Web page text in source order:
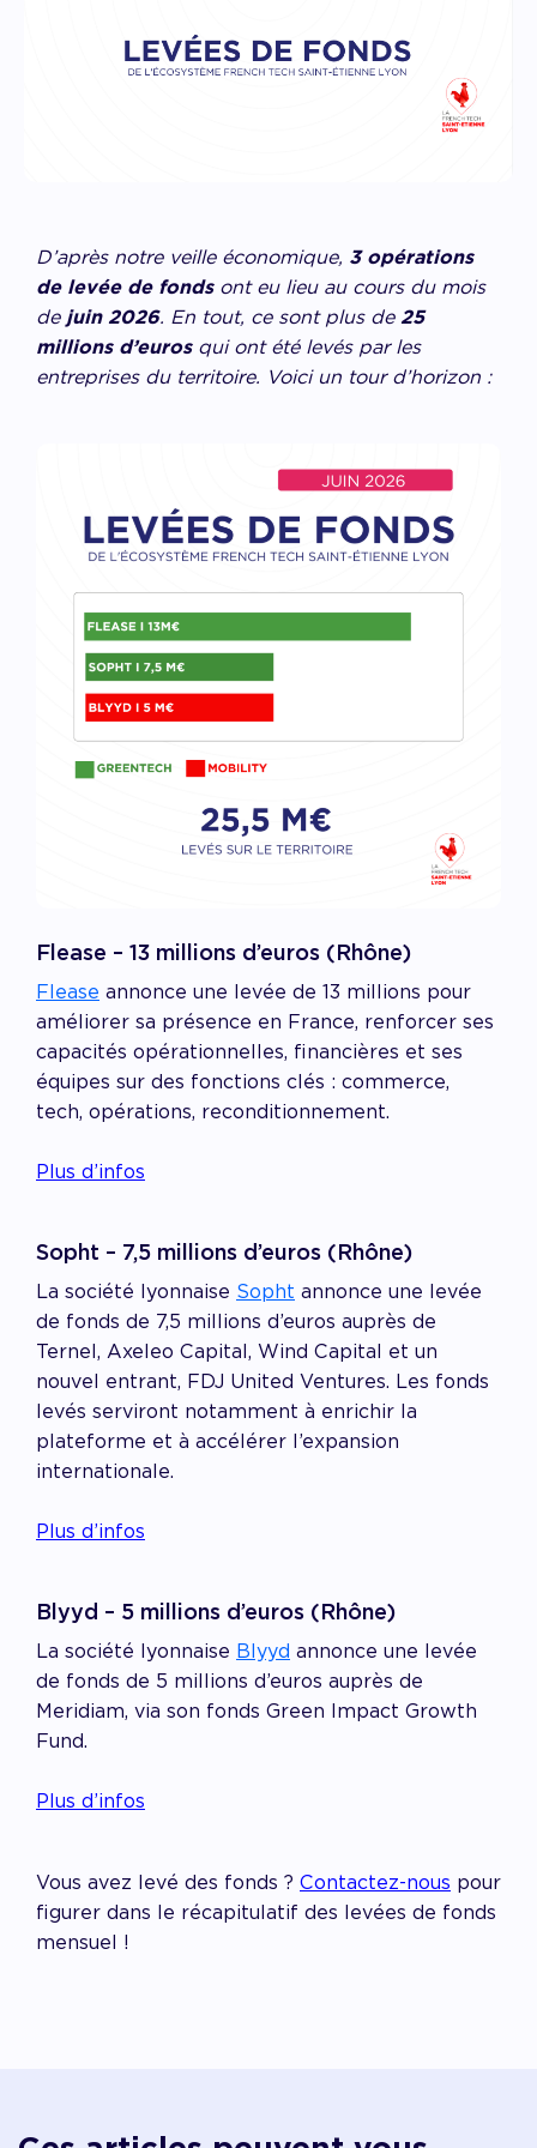
D’après notre veille économique, 3 opérations
de levée de fondsont eu lieu au cours du mois
de juin 2026. En tout, ce sont plus de25
millions d’eurosqui ont été levés par les
entreprises du territoire. Voici un tour d’horizon :
Flease – 13 millions d’euros (Rhône)
Flease annonce une levée de 13 millions pour
améliorer sa présence en France, renforcer ses
capacités opérationnelles, financières et ses
équipes sur des fonctions clés : commerce,
tech, opérations, reconditionnement.
Plus d’infos
Sopht – 7,5 millions d’euros (Rhône)
La société lyonnaise Sopht annonce une levée
de fonds de 7,5 millions d’euros auprès de
Ternel, Axeleo Capital, Wind Capital et un
nouvel entrant, FDJ United Ventures. Les fonds
levés serviront notamment à enrichir la
plateforme et à accélérer l’expansion
internationale.
Plus d’infos
Blyyd – 5 millions d’euros (Rhône)
La société lyonnaise Blyyd annonce une levée
de fonds de 5 millions d’euros auprès de
Meridiam, via son fonds Green Impact Growth
Fund.
Plus d’infos
Vous avez levé des fonds ? Contactez-nous pour
figurer dans le récapitulatif des levées de fonds
mensuel !